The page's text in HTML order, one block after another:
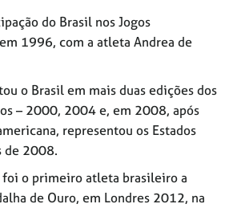
do Brasil nos Jogos
1996, com a atleta Andrea de
o Brasil em mais duas edições dos
– 2000, 2004 e, em 2008, após
representou os Estados
de 2008.
foi o primeiro atleta brasileiro a
de Ouro, em Londres 2012, na